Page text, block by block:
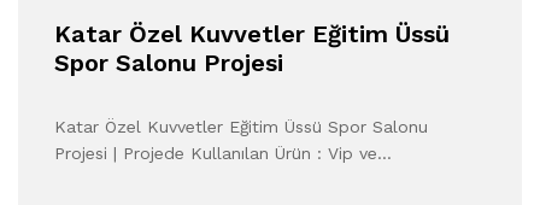
Katar Özel Kuvvetler Eğitim Üssü
Spor Salonu Projesi
Katar Özel Kuvvetler Eğitim Üssü Spor Salonu
Projesi | Projede Kullanılan Ürün : Vip ve…